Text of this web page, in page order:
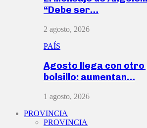
“Debe ser…
2 agosto, 2026
PAÍS
Agosto llega con otro
bolsillo: aumentan…
1 agosto, 2026
PROVINCIA
PROVINCIA